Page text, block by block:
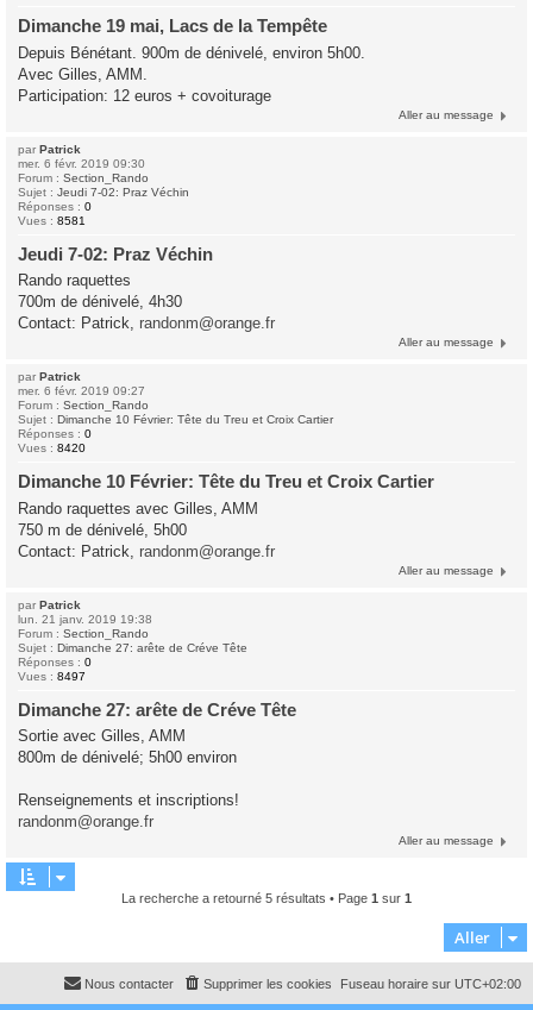
Dimanche 19 mai, Lacs de la Tempête
Depuis Bénétant. 900m de dénivelé, environ 5h00.
Avec Gilles, AMM.
Participation: 12 euros + covoiturage
Aller au message
par Patrick
mer. 6 févr. 2019 09:30
Forum : Section_Rando
Sujet : Jeudi 7-02: Praz Véchin
Réponses : 0
Vues : 8581
Jeudi 7-02: Praz Véchin
Rando raquettes
700m de dénivelé, 4h30
Contact: Patrick, randonm@orange.fr
Aller au message
par Patrick
mer. 6 févr. 2019 09:27
Forum : Section_Rando
Sujet : Dimanche 10 Février: Tête du Treu et Croix Cartier
Réponses : 0
Vues : 8420
Dimanche 10 Février: Tête du Treu et Croix Cartier
Rando raquettes avec Gilles, AMM
750 m de dénivelé, 5h00
Contact: Patrick, randonm@orange.fr
Aller au message
par Patrick
lun. 21 janv. 2019 19:38
Forum : Section_Rando
Sujet : Dimanche 27: arête de Créve Tête
Réponses : 0
Vues : 8497
Dimanche 27: arête de Créve Tête
Sortie avec Gilles, AMM
800m de dénivelé; 5h00 environ
Renseignements et inscriptions!
randonm@orange.fr
Aller au message
La recherche a retourné 5 résultats • Page 1 sur 1
Aller
Fuseau horaire sur UTC+02:00
Supprimer les cookies
Nous contacter